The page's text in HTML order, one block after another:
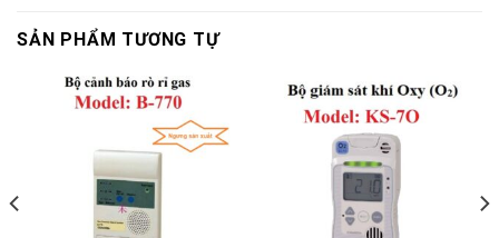
SẢN PHẨM TƯƠNG TỰ